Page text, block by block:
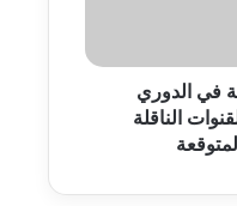
في الدوري
2025 - 2026 والقنوات الناقلة